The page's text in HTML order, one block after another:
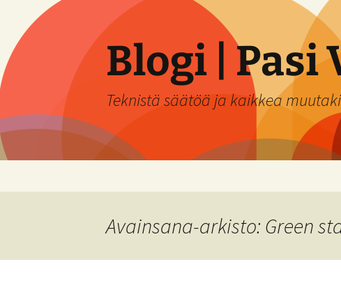
sisältöön
Blogi |
Teknistä säätöä ja kaikkea
Avainsana-arkisto: Green